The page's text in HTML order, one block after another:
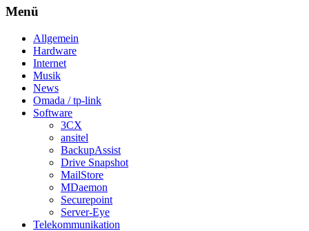
Menü
Allgemein
Hardware
Internet
Musik
News
Omada / tp-link
Software
3CX
ansitel
BackupAssist
Drive Snapshot
MailStore
MDaemon
Securepoint
Server-Eye
Telekommunikation